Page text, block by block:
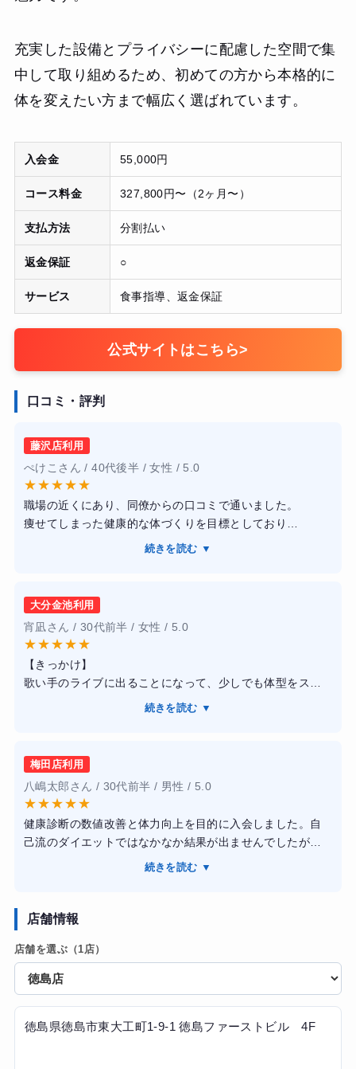
充実した設備とプライバシーに配慮した空間で集
中して取り組めるため、初めての方から本格的に
体を変えたい方まで幅広く選ばれています。
入会金 55,000円
コース料金 327,800円〜（2ヶ月〜）
支払方法 分割払い
返金保証 ○
サービス 食事指導、返金保証
公式サイトはこちら>
口コミ・評判
藤沢店利用
ぺけこさん / 40代後半 / 女性 / 5.0
★★★★★
職場の近くにあり、同僚からの口コミで通いました。
痩せてしまった健康的な体づくりを目標としており
トレーナーさんは食事管理も含めて対応してもらえまし
トレーニングにおいても、わたしが飽きっぽい性格なのを
知っているため、詰め込みすぎず一つ一つ丁寧に対応して
くれた気がしています。
また、食生活についても、調理法から食べ方など細かい部
分を提案してくれたおかげで、早い段階から体重を落とす
ことができたのも嬉しかったです。
結果的にはトレーナーさんのおかげで、日常の食生活や健
服もサイズダウンして、ライザップに通って良い事とばか
りでした。
続きを読む ▼
大分金池利用
宵凪さん / 30代前半 / 女性 / 5.0
★★★★★
【きっかけ】
歌い手のライブに出ることになって、少しでも体型をスリ
ムにしようと思って入会。
が故障していたのに、表示がなく、いつ改善されるか不明
だったためそこだけ気になっていた。
【結果・変化】
19キロ痩せられた。入会特典で、アプリで連携できる体重
計をいただけたので記録も楽に続けられた。ただ深夜に利
用していた為、昼間スタッフさんがいる時に利用してアド
バイス等受けながらトレーニングしてみたかった。（現在
続きを読む ▼
梅田店利用
八嶋太郎さん / 30代前半 / 男性 / 5.0
★★★★★
健康診断の数値改善と体力向上を目的に入会しました。自
己流のダイエットではなかなか結果が出ませんでしたが、
専属トレーナーの方がトレーニングだけでなく食事面まで
えたので安心して取り組めました。通い始めてから体重や
た、食事内容を意識する習慣が身につき、生活習慣そのも
のが良い方向に変わりました。目標達成に向けて親身に伴
走してくれるジムだと思います。
続きを読む ▼
店舗情報
店舗を選ぶ（1店）
徳島県徳島市東大工町1-9-1 徳島ファーストビル 4F